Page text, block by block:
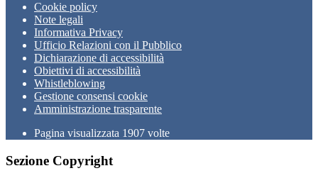
Cookie policy
Note legali
Informativa Privacy
Ufficio Relazioni con il Pubblico
Dichiarazione di accessibilità
Obiettivi di accessibilità
Whistleblowing
Gestione consensi cookie
Amministrazione trasparente
Pagina visualizzata 1907 volte
Sezione Copyright